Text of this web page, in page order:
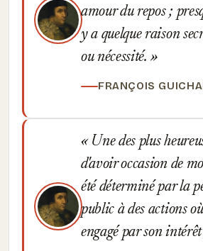
amour du repos ;
y a quelque raison
ou nécessité.
FRANÇOIS
Une des plus
d'avoir occasion de
été déterminé par la
public à des actions
engagé par son